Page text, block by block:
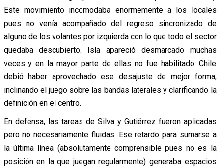
Este movimiento incomodaba enormemente a los locales
pues no venía acompañado del regreso sincronizado de
alguno de los volantes por izquierda con lo que todo el sector
quedaba descubierto. Isla apareció desmarcado muchas
veces y en la mayor parte de ellas no fue habilitado. Chile
debió haber aprovechado ese desajuste de mejor forma,
inclinando el juego sobre las bandas laterales y clarificando la
definición en el centro.
En defensa, las tareas de Silva y Gutiérrez fueron aplicadas
pero no necesariamente fluidas. Ese retardo para sumarse a
la última línea (absolutamente comprensible pues no es la
posición en la que juegan regularmente) generaba espacios